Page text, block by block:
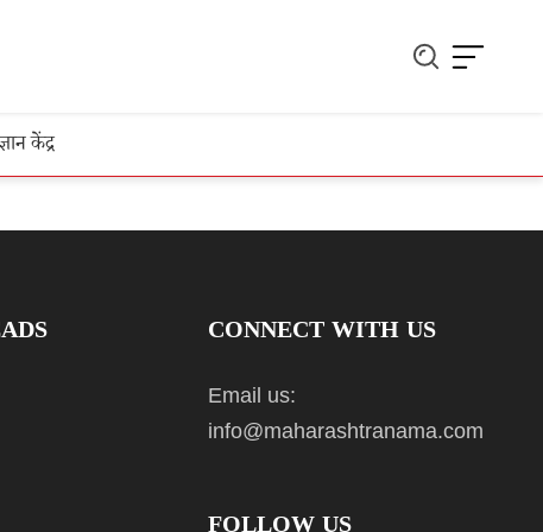
ज्ञान केंद्र
CONNECT WITH US
Email us:
info@maharashtranama.com